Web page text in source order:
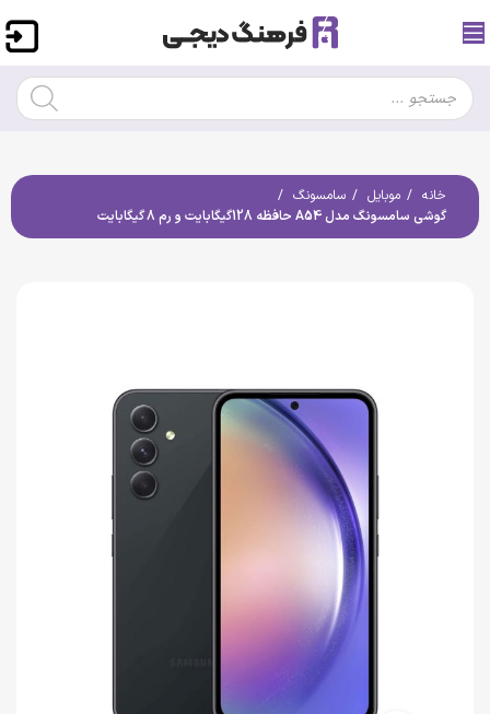
خانه موبایل
سامسونگ
گوشی سامسونگ مدل A54 حافظه 128گیگابایت و رم 8 گیگابایت